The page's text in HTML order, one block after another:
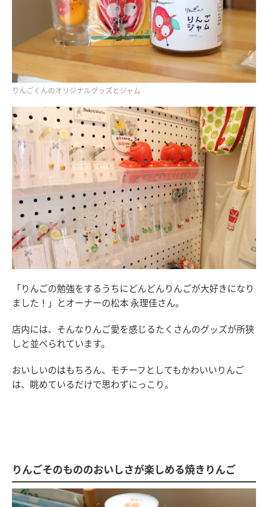
りんごくんのオリジナルグッズとジャム
「りんごの勉強をするうちにどんどんりんごが大好きになり
ました！」とオーナーの松本 永理佳さん。
店内には、そんなりんご愛を感じるたくさんのグッズが所狭
しと並べられています。
おいしいのはもちろん、モチーフとしてもかわいいりんご
は、眺めているだけで思わずにっこり。
りんごそのもののおいしさが楽しめる焼きりんご